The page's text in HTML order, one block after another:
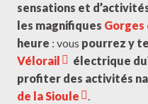
sensations et
les magnifiques Gorges
heure : vous pourrez y
Vélorail
électrique du
profiter des activités
de la Sioule
.